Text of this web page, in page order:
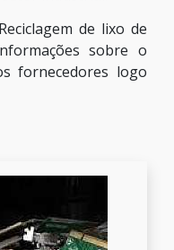
de lixo de
sobre o
fornecedores logo